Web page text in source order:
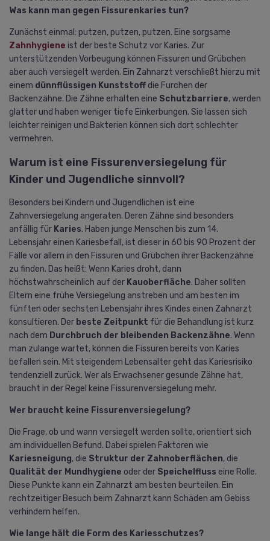
Was kann man gegen Fissurenkaries tun?
Zunächst einmal: putzen, putzen, putzen. Eine sorgsame
Zahnhygiene ist der beste Schutz vor Karies. Zur
unterstützenden Vorbeugung können Fissuren und Grübchen
aber auch versiegelt werden. Ein Zahnarzt verschließt hierzu mit
einem dünnflüssigen Kunststoff die Furchen der
Backenzähne. Die Zähne erhalten eine Schutzbarriere, werden
glatter und haben weniger tiefe Einkerbungen. Sie lassen sich
leichter reinigen und Bakterien können sich dort schlechter
vermehren.
Warum ist eine Fissurenversiegelung für
Kinder und Jugendliche sinnvoll?
Besonders bei Kindern und Jugendlichen ist eine
Zahnversiegelung angeraten. Deren Zähne sind besonders
anfällig für Karies. Haben junge Menschen bis zum 14.
Lebensjahr einen Kariesbefall, ist dieser in 60 bis 90 Prozent der
Fälle vor allem in den Fissuren und Grübchen ihrer Backenzähne
zu finden. Das heißt: Wenn Karies droht, dann
höchstwahrscheinlich auf der Kauoberfläche. Daher sollten
Eltern eine frühe Versiegelung anstreben und am besten im
fünften oder sechsten Lebensjahr ihres Kindes einen Zahnarzt
konsultieren. Der beste Zeitpunkt für die Behandlung ist kurz
nach dem Durchbruch der bleibenden Backenzähne. Wenn
man zulange wartet, können die Fissuren bereits von Karies
befallen sein. Mit steigendem Lebensalter geht das Kariesrisiko
tendenziell zurück. Wer als Erwachsener gesunde Zähne hat,
braucht in der Regel keine Fissurenversiegelung mehr.
Wer braucht keine Fissurenversiegelung?
Die Frage, ob und wann versiegelt werden sollte, orientiert sich
am individuellen Befund. Dabei spielen Faktoren wie
Kariesneigung, die Struktur der Zahnoberflächen, die
Qualität der Mundhygiene oder der Speichelfluss eine Rolle.
Diese Punkte kann ein Zahnarzt am besten beurteilen. Ein
rechtzeitiger Besuch beim Zahnarzt kann Schäden am Gebiss
verhindern helfen.
Wie lange hält die Form des Kariesschutzes?